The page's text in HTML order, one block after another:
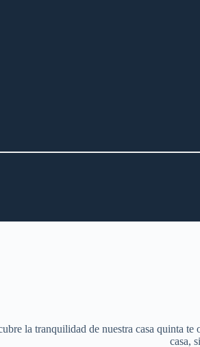
la tranquilidad de nuestra casa quinta
casa,